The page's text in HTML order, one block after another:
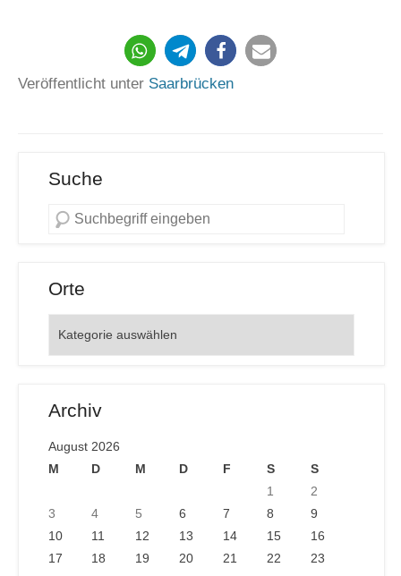
286
Veröffentlicht unter Saarbrücken
Suche
Orte
Archiv
August 2026
M
D M D F S
S
1
2
3
4 5 6 7 8
9
10
11 12 13 14 15
16
17
18 19 20 21 22
23